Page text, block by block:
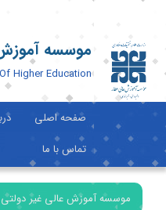
موسسه آموزش
Higher Education
صفحه اصلی
تماس با ما
موسسه آموزش عالی غیر دولتی